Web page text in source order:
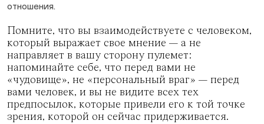
отношения.
Помните, что вы взаимодействуете с человеком,
который выражает свое мнение — а не
направляет в вашу сторону пулемет:
напоминайте себе, что перед вами не
«чудовище», не «персональный враг» — перед
вами человек, и вы не видите всех тех
предпосылок, которые привели его к той точке
зрения, которой он сейчас придерживается.